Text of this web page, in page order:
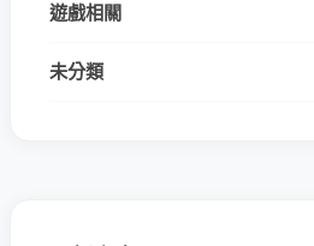
遊戲相關
未分類